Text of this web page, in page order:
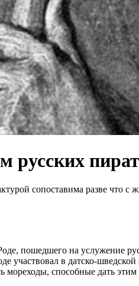
русских
сопоставима разве что с
пошедшего на услужение
участвовал в датско-
способные дать этим